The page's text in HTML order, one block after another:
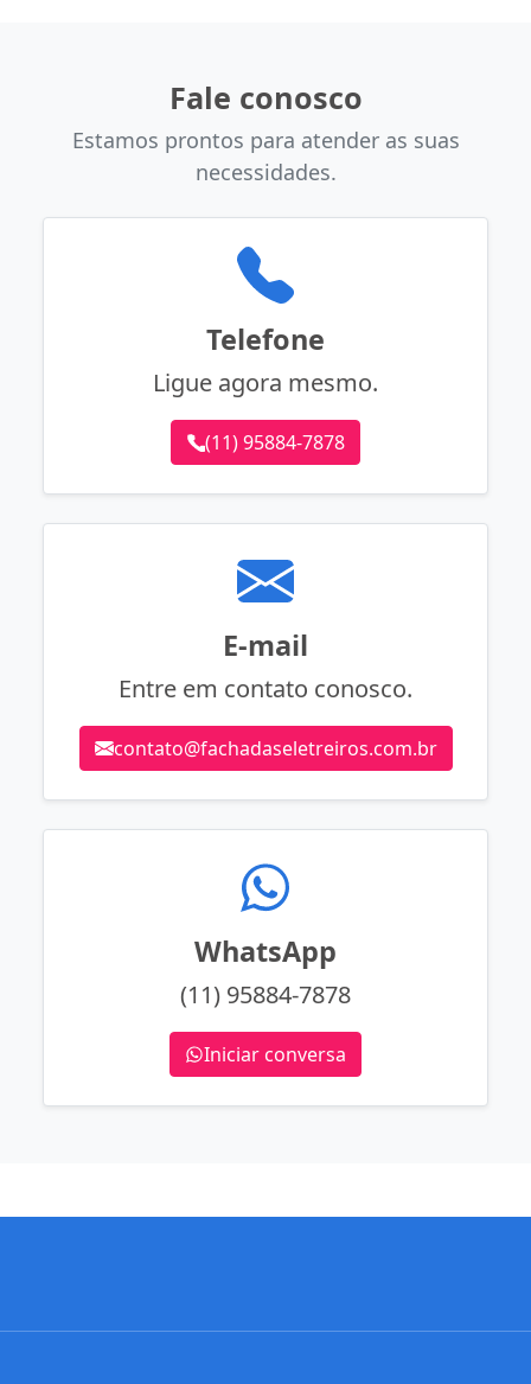
Fale conosco
Estamos prontos para atender as suas
necessidades.
Telefone
Ligue agora mesmo.
(11) 95884-7878
E-mail
Entre em contato conosco.
contato@fachadaseletreiros.com.br
WhatsApp
(11) 95884-7878
Iniciar conversa